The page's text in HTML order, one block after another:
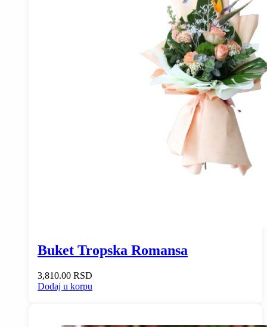
Buket Tropska Romansa
3,810.00 RSD
Dodaj u korpu